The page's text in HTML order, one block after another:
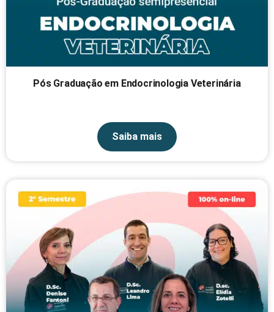
Pós Graduação em Endocrinologia Veterinária
Saiba mais